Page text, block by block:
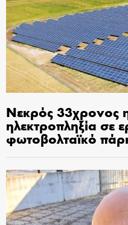
Νεκρός 33χρονος
ηλεκτροπληξία σε
φωτοβολταϊκό